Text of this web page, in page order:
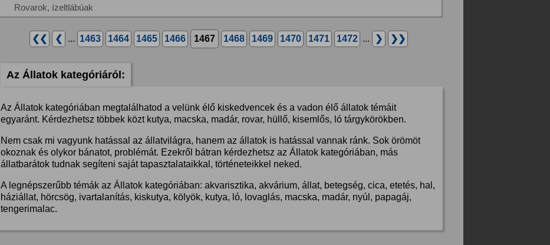
Rovarok, ízeltlábúak
❮❮ ❮ ... 1463 1464 1465 1466 1467 1468 1469 1470 1471 1472 ... ❯ ❯❯
Az Állatok kategóriáról:
Az Állatok kategóriában megtalálhatod a velünk élő kiskedvencek és a vadon élő állatok témáit
egyaránt. Kérdezhetsz többek közt kutya, macska, madár, rovar, hüllő, kisemlős, ló tárgykörökben.
Nem csak mi vagyunk hatással az állatvilágra, hanem az állatok is hatással vannak ránk. Sok örömöt
okoznak és olykor bánatot, problémát. Ezekről bátran kérdezhetsz az Állatok kategóriában, más
állatbarátok tudnak segíteni saját tapasztalataikkal, történeteikkel neked.
A legnépszerűbb témák az Állatok kategóriában: akvarisztika, akvárium, állat, betegség, cica, etetés, hal,
háziállat, hörcsög, ivartalanítás, kiskutya, kölyök, kutya, ló, lovaglás, macska, madár, nyúl, papagáj,
tengerimalac.